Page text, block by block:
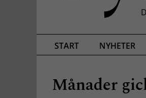
START NYHETER
Månader